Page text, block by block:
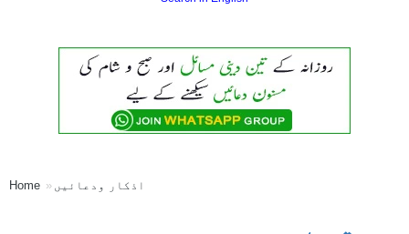
Home اذکار ودعائیں